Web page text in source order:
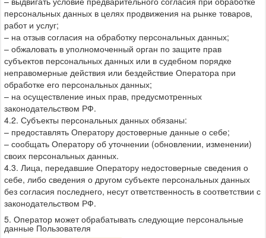
персональных данных в целях продвижения на рынке товаров,
работ и услуг;
– на отзыв согласия на обработку персональных данных;
– обжаловать в уполномоченный орган по защите прав
субъектов персональных данных или в судебном порядке
неправомерные действия или бездействие Оператора при
обработке его персональных данных;
– на осуществление иных прав, предусмотренных
законодательством РФ.
4.2. Субъекты персональных данных обязаны:
– предоставлять Оператору достоверные данные о себе;
– сообщать Оператору об уточнении (обновлении, изменении)
своих персональных данных.
4.3. Лица, передавшие Оператору недостоверные сведения о
себе, либо сведения о другом субъекте персональных данных
без согласия последнего, несут ответственность в соответствии с
законодательством РФ.
5. Оператор может обрабатывать следующие персональные
данные Пользователя